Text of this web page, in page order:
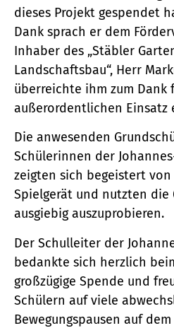
dieses Projekt gespendet
Dank sprach er dem
Inhaber des „Stäbler
Landschaftsbau“, Herr
überreichte ihm zum Dank
außerordentlichen Einsatz
Die anwesenden
Schülerinnen der
zeigten sich begeistert von
Spielgerät und nutzten die
ausgiebig auszuprobieren.
Der Schulleiter der
bedankte sich herzlich
großzügige Spende und
Schülern auf viele
Bewegungspausen auf